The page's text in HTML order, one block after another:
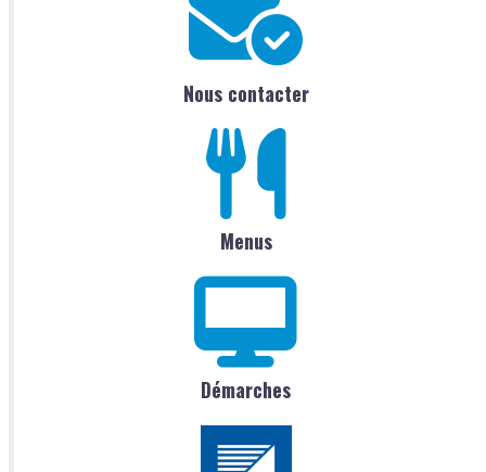
Nous contacter
Menus
Démarches